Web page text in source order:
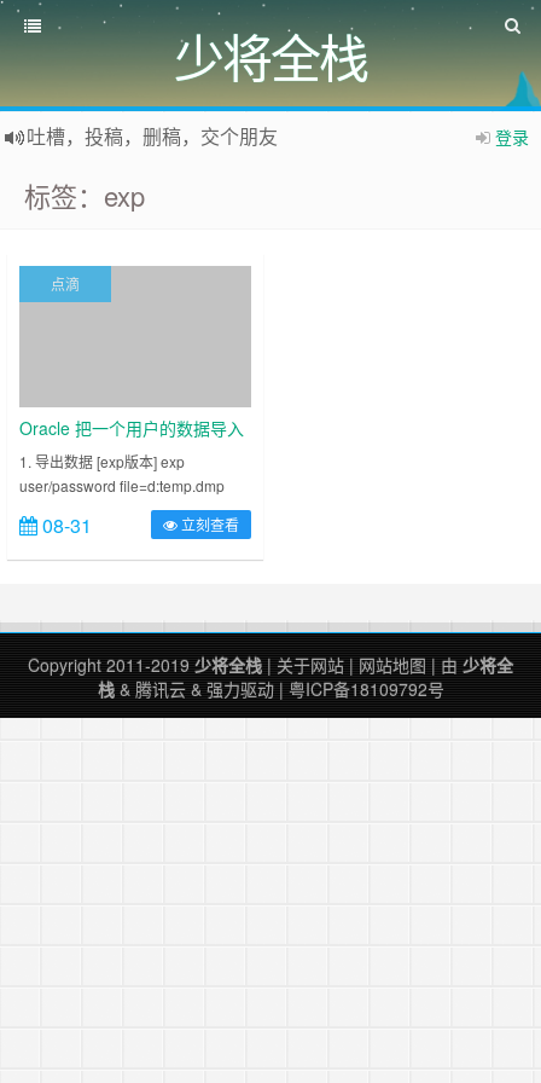
少将全栈
登录
吐槽，投稿，删稿，交个朋友
标签：exp
点滴
Oracle 把一个用户的数据导入
另一个用户
1. 导出数据 [exp版本] exp
user/password file=d:temp.dmp
owner=user consistent=y
direct=y……
08-31 立刻查看
Copyright 2011-2019 少将全栈 | 关于网站 | 网站地图 | 由 少将全
栈& 腾讯云& 强力驱动| 粤ICP备18109792号